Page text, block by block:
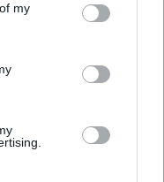
my
Μονεμβασιάς,
και
της χώρας,
Οικονομικών &
Ερώτηση
την